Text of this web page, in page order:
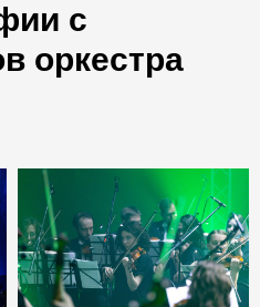
с
оркестра